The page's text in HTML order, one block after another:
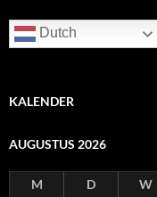
Dutch
KALENDER
AUGUSTUS 2026
M D W